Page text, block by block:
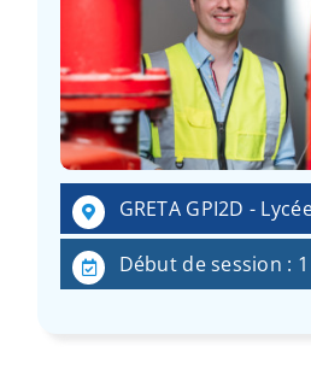
GRETA GPI2D -
Début de session :